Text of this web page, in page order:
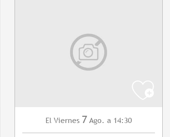
El Viernes 7 Ago. a 14:30